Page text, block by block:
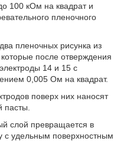
100 кОм на квадрат и
пленочного
пленочных рисунка из
после отверждения
14 и 15 с
0,005 Ом на квадрат.
поверх них наносят
пасты.
слой превращается в
с удельным поверхностным